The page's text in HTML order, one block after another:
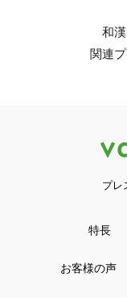
和
関連
プレ
特長
お客様の声